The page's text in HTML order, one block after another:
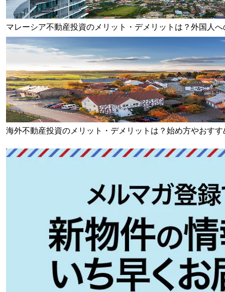
マレーシア不動産投資のメリット・デメリットは？外国人
海外不動産投資のメリット・デメリットは？始め方やおす